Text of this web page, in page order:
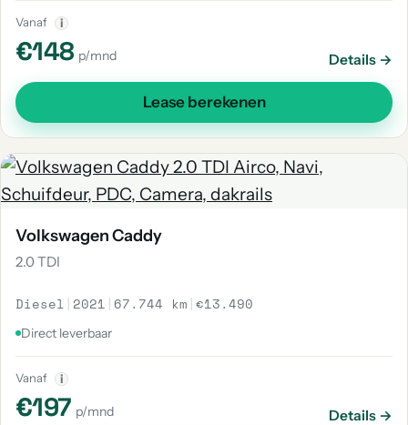
Vanaf i
€148 p/mnd Details →
Lease berekenen
Volkswagen Caddy
2.0 TDI
Diesel | 2021 | 67.744 km |€13.490
Direct leverbaar
Vanaf i
€197 p/mnd Details →